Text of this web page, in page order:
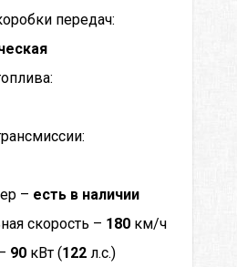
передач:
– есть в наличии
скорость – 180 км/ч
90 кВт (122 л.с.)